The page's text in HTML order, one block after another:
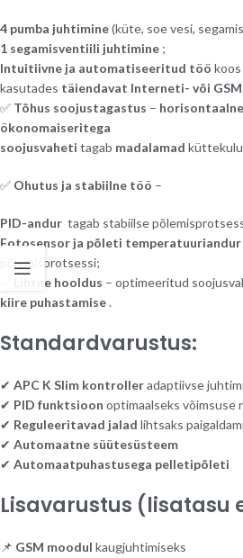
4 pumba juhtimine(küte, soe vesi,
1 segamisventiili juhtimine ;
Intuitiivne ja automatiseeritud töö
kasutades täiendavat Interneti- või
✅ Tõhus soojustagastus –
ökonomaiseritega
soojusvaheti tagab madalamad
✅ Ohutus ja stabiilne töö –
PID-andur tagab stabiilse
Fotosensor ja põleti temperatuuriandur
põlemisprotsessi;
Lihtne hooldus – optimeeritud
kiire puhastamise.
Standardvarustus:
✔ APC K Slim kontrolleradaptiivse
✔ PID funktsioon optimaalseks võimsuse
✔ Reguleeritavad jalad lihtsaks
✔ Automaatne süütesüsteem
✔ Automaatpuhastusega pelletipõleti
Lisavarustus (lisatasu
📌 GSM moodul kaugjuhtimiseks